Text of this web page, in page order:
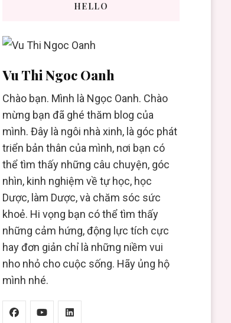
HELLO
Vu Thi Ngoc Oanh
Chào bạn. Mình là Ngọc Oanh. Chào
mừng bạn đã ghé thăm blog của
mình. Đây là ngôi nhà xinh, là góc phát
triển bản thân của mình, nơi bạn có
thể tìm thấy những câu chuyện, góc
nhìn, kinh nghiệm về tự học, học
Dược, làm Dược, và chăm sóc sức
khoẻ. Hi vọng bạn có thể tìm thấy
những cảm hứng, động lực tích cực
hay đơn giản chỉ là những niềm vui
nho nhỏ cho cuộc sống. Hãy ủng hộ
mình nhé.